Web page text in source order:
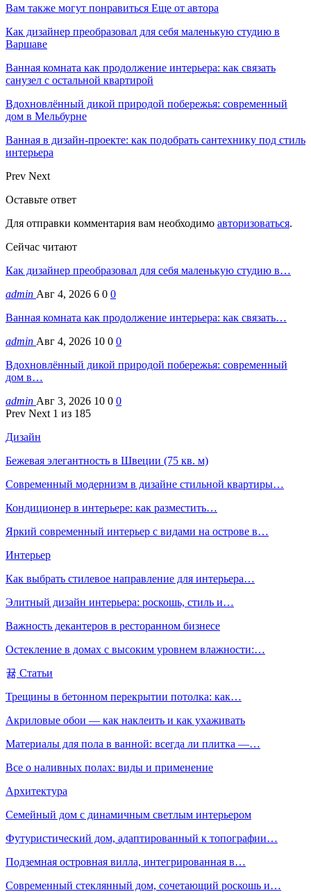
Вам также могут понравиться Еще от автора
Как дизайнер преобразовал для себя маленькую студию в
Варшаве
Ванная комната как продолжение интерьера: как связать
санузел с остальной квартирой
Вдохновлённый дикой природой побережья: современный
дом в Мельбурне
Ванная в дизайн-проекте: как подобрать сантехнику под стиль
интерьера
Prev Next
Оставьте ответ
Для отправки комментария вам необходимо авторизоваться.
Сейчас читают
Как дизайнер преобразовал для себя маленькую студию в…
admin Авг 4, 2026 6 0 0
Ванная комната как продолжение интерьера: как связать…
admin Авг 4, 2026 10 0 0
Вдохновлённый дикой природой побережья: современный
дом в…
admin Авг 3, 2026 10 0 0
Prev Next 1 из 185
Дизайн
Бежевая элегантность в Швеции (75 кв. м)
Современный модернизм в дизайне стильной квартиры…
Кондиционер в интерьере: как разместить…
Яркий современный интерьер с видами на острове в…
Интерьер
Как выбрать стилевое направление для интерьера…
Элитный дизайн интерьера: роскошь, стиль и…
Важность декантеров в ресторанном бизнесе
Остекление в домах с высоким уровнем влажности:…
Статьи
Трещины в бетонном перекрытии потолка: как…
Акриловые обои — как наклеить и как ухаживать
Материалы для пола в ванной: всегда ли плитка —…
Все о наливных полах: виды и применение
Архитектура
Семейный дом с динамичным светлым интерьером
Футуристический дом, адаптированный к топографии…
Подземная островная вилла, интегрированная в…
Современный стеклянный дом, сочетающий роскошь и…